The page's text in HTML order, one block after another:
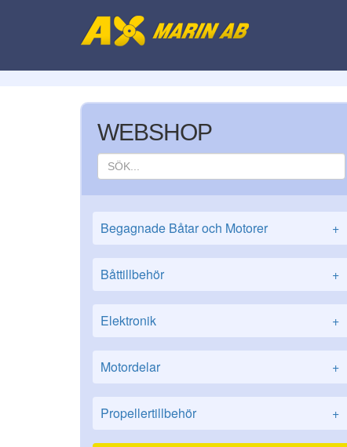
WEBSHOP
Begagnade Båtar och Motorer +
Båttillbehör +
Elektronik +
Motordelar +
Propellertillbehör +